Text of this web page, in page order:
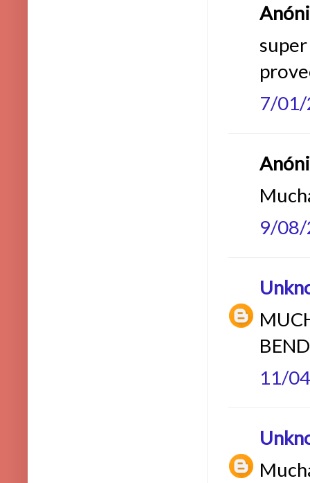
super
7/
9/
11/